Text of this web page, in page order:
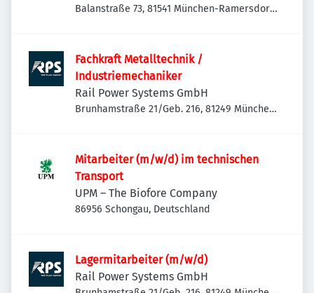
Balanstraße 73, 81541 München-Ramersdorf-
Fachkraft Metalltechnik /
Industriemechaniker
Rail Power Systems GmbH
Brunhamstraße 21/Geb. 216, 81249 München-
Mitarbeiter (m/w/d) im technischen
Transport
UPM – The Biofore Company
86956 Schongau, Deutschland
Lagermitarbeiter (m/w/d)
Rail Power Systems GmbH